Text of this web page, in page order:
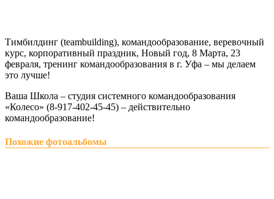
Тимбилдинг (teambuilding), командообразование, веревочный
курс, корпоративный праздник, Новый год, 8 Марта, 23
февраля, тренинг командообразования в г. Уфа – мы делаем
это лучше!
Ваша Школа – студия системного командообразования
«Колесо» (8-917-402-45-45) – действительно
командообразование!
Похожие фотоальбомы